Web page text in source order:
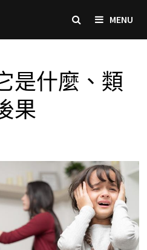
MENU
是什麼、類
果